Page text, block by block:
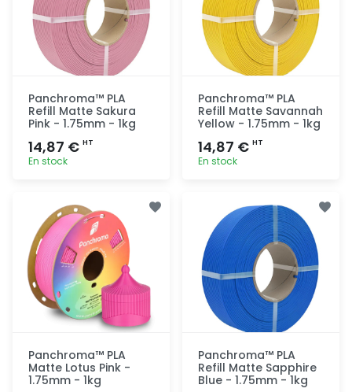
Panchroma™ PLA
Refill Matte Sakura
Pink - 1.75mm - 1kg
14,87 € HT
En stock
rapide
Panchroma™ PLA
Refill Matte Savannah
Yellow - 1.75mm - 1kg
14,87 € HT
En stock
rapide
Panchroma™ PLA
Matte Lotus Pink -
1.75mm - 1kg
Panchroma™ PLA
Refill Matte Sapphire
Blue - 1.75mm - 1kg